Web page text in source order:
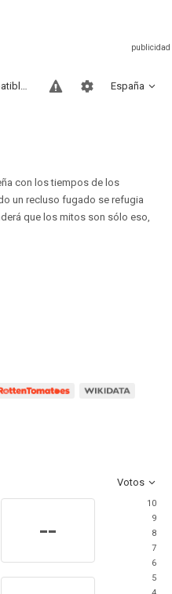
España
Sitios compatibles
con los tiempos de los
un recluso fugado se refugia
que los mitos son sólo eso,
Votos
--
10
9
8
7
6
5